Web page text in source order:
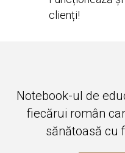
clienți!
Notebook-ul de
fiecărui român
sănătoasă cu